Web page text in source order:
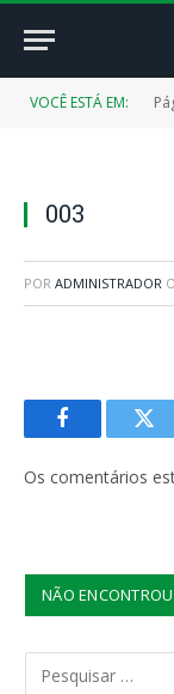
VOCÊ ESTÁ EM:
003
POR ADMINISTRADOR
Facebook
Os comentários
NÃO